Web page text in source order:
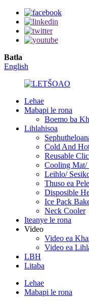
Batla
English
Lehae
Mabapi le rona
Boemo ba
Lihlahisoa
Cold And
Reusable
Cooling Mat/
Leihlo/
Thuso ea
Disposible
Ice Pack
Neck Cooler
Iteanye le rona
Video
Video ea
Video ea
LBH
Litaba
Lehae
Mabapi le rona